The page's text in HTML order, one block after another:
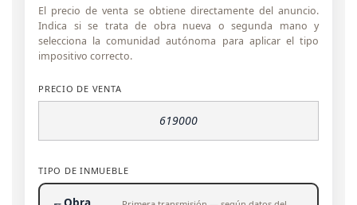
El precio de venta se obtiene directamente del anuncio.
Indica si se trata de obra nueva o segunda mano y
selecciona la comunidad autónoma para aplicar el tipo
impositivo correcto.
PRECIO DE VENTA
TIPO DE INMUEBLE